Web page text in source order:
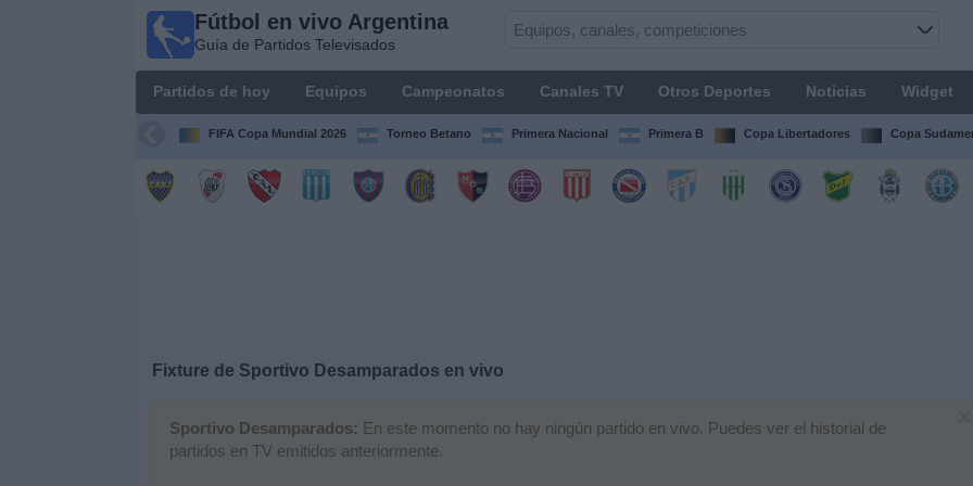
Fútbol en vivo Argentina
Guía de Partidos Televisados
Partidos de hoy Equipos Campeonatos Canales TV Otros Deportes Noticias Widget
FIFA Copa Mundial 2026 Torneo Betano Primera Nacional Primera B Copa Libertadores Copa
Fixture de Sportivo Desamparados en vivo
Sportivo Desamparados: En este momento no hay ningún partido en vivo. Puedes ver el historial de
partidos en TV emitidos anteriormente.
Fútbol en
Argentina